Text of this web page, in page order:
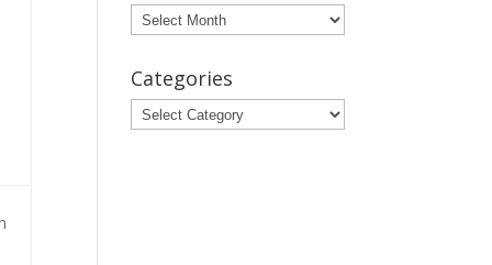
Archives
Categories
Categories